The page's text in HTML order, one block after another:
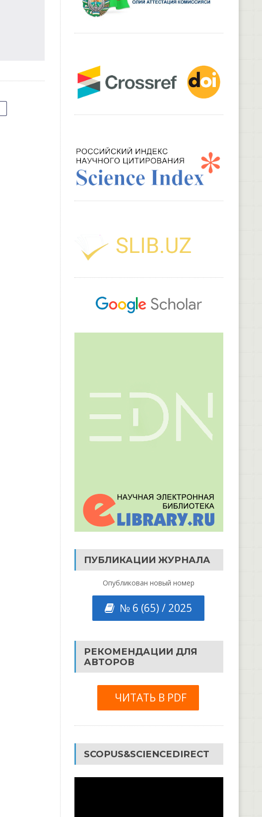
ПУБЛИКАЦИИ ЖУРНАЛА
Опубликован новый номер
№ 6 (65) / 2025
РЕКОМЕНДАЦИИ ДЛЯ
АВТОРОВ
ЧИТАТЬ В PDF
SCOPUS&SCIENCEDIRECT